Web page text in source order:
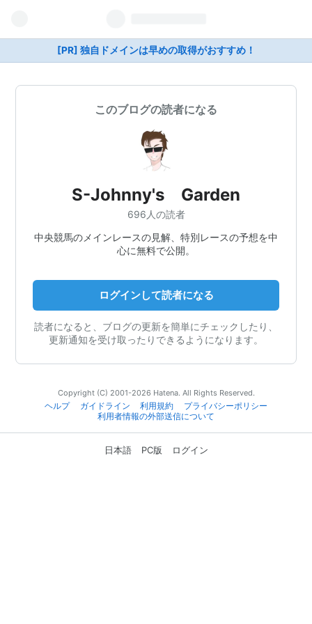
[PR] 独自ドメインは早めの取得がおすすめ！
このブログの読者になる
S-Johnny's Garden
696人の読者
中央競馬のメインレースの見解、特別レースの予想を中
心に無料で公開。
ログインして読者になる
読者になると、ブログの更新を簡単にチェックしたり、
更新通知を受け取ったりできるようになります。
Copyright (C) 2001-2026 Hatena. All Rights Reserved.
ヘルプ
ガイドライン 利用規約
プライバシーポリシー
利用者情報の外部送信について
日本語 PC版 ログイン